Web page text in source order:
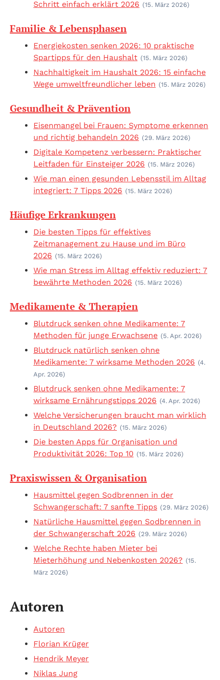
Schritt einfach erklärt 2026 (15. März 2026)
Familie & Lebensphasen
Energiekosten senken 2026: 10 praktische
Spartipps für den Haushalt (15. März 2026)
Nachhaltigkeit im Haushalt 2026: 15 einfache
Wege umweltfreundlicher leben (15. März 2026)
Gesundheit & Prävention
Eisenmangel bei Frauen: Symptome erkennen
und richtig behandeln 2026 (29. März 2026)
Digitale Kompetenz verbessern: Praktischer
Leitfaden für Einsteiger 2026 (15. März 2026)
Wie man einen gesunden Lebensstil im Alltag
integriert: 7 Tipps 2026 (15. März 2026)
Häufige Erkrankungen
Die besten Tipps für effektives
Zeitmanagement zu Hause und im Büro
2026 (15. März 2026)
Wie man Stress im Alltag effektiv reduziert: 7
bewährte Methoden 2026 (15. März 2026)
Medikamente & Therapien
Blutdruck senken ohne Medikamente: 7
Methoden für junge Erwachsene (5. Apr. 2026)
Blutdruck natürlich senken ohne
Medikamente: 7 wirksame Methoden 2026 (4.
Apr. 2026)
Blutdruck senken ohne Medikamente: 7
wirksame Ernährungstipps 2026 (4. Apr. 2026)
Welche Versicherungen braucht man wirklich
in Deutschland 2026? (15. März 2026)
Die besten Apps für Organisation und
Produktivität 2026: Top 10 (15. März 2026)
Praxiswissen & Organisation
Hausmittel gegen Sodbrennen in der
Schwangerschaft: 7 sanfte Tipps (29. März 2026)
Natürliche Hausmittel gegen Sodbrennen in
der Schwangerschaft 2026 (29. März 2026)
Welche Rechte haben Mieter bei
Mieterhöhung und Nebenkosten 2026? (15.
März 2026)
Autoren
Autoren
Florian Krüger
Hendrik Meyer
Niklas Jung